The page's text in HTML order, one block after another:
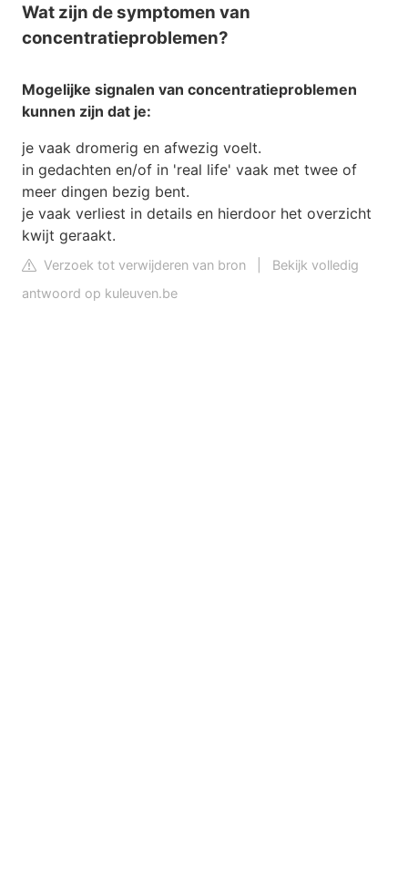
Wat zijn de symptomen van
concentratieproblemen?
Mogelijke signalen van concentratieproblemen
kunnen zijn dat je:
je vaak dromerig en afwezig voelt.
in gedachten en/of in 'real life' vaak met twee of
meer dingen bezig bent.
je vaak verliest in details en hierdoor het overzicht
kwijt geraakt.
Verzoek tot verwijderen van bron
Bekijk volledig
antwoord op kuleuven.be